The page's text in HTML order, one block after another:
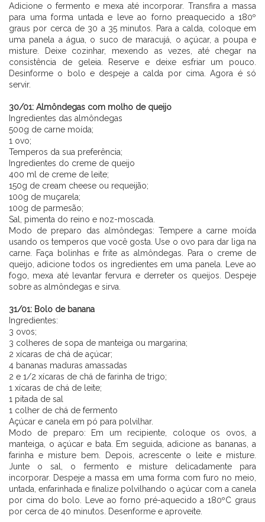
Adicione o fermento e mexa até incorporar. Transfira a massa
para uma forma untada e leve ao forno preaquecido a 180º
graus por cerca de 30 a 35 minutos. Para a calda, coloque em
uma panela a água, o suco de maracujá, o açúcar, a poupa e
misture. Deixe cozinhar, mexendo as vezes, até chegar na
consistência de geleia. Reserve e deixe esfriar um pouco.
Desinforme o bolo e despeje a calda por cima. Agora é só
servir.
30/01: Almôndegas com molho de queijo
Ingredientes das almôndegas
500g de carne moída;
1 ovo;
Temperos da sua preferência;
Ingredientes do creme de queijo
400 ml de creme de leite;
150g de cream cheese ou requeijão;
100g de muçarela;
100g de parmesão;
Sal, pimenta do reino e noz-moscada.
Modo de preparo das almôndegas: Tempere a carne moída
usando os temperos que você gosta. Use o ovo para dar liga na
carne. Faça bolinhas e frite as almôndegas. Para o creme de
queijo, adicione todos os ingredientes em uma panela. Leve ao
fogo, mexa até levantar fervura e derreter os queijos. Despeje
sobre as almôndegas e sirva.
31/01: Bolo de banana
Ingredientes:
3 ovos;
3 colheres de sopa de manteiga ou margarina;
2 xícaras de chá de açúcar;
4 bananas maduras amassadas
2 e 1/2 xícaras de chá de farinha de trigo;
1 xícaras de chá de leite;
1 pitada de sal
1 colher de chá de fermento
Açúcar e canela em pó para polvilhar.
Modo de preparo: Em um recipiente, coloque os ovos, a
manteiga, o açúcar e bata. Em seguida, adicione as bananas, a
farinha e misture bem. Depois, acrescente o leite e misture.
Junte o sal, o fermento e misture delicadamente para
incorporar. Despeje a massa em uma forma com furo no meio,
untada, enfarinhada e finalize polvilhando o açúcar com a canela
por cima do bolo. Leve ao forno pré-aquecido a 180ºC graus
por cerca de 40 minutos. Desenforme e aproveite.